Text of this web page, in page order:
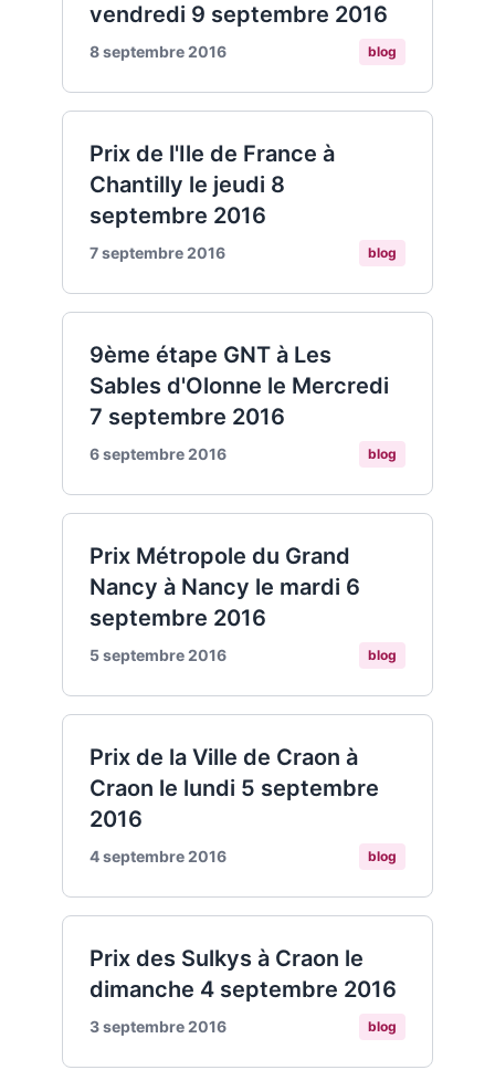
vendredi 9 septembre 2016
8 septembre 2016 blog
Prix de l'Ile de France à
Chantilly le jeudi 8
septembre 2016
7 septembre 2016 blog
9ème étape GNT à Les
Sables d'Olonne le Mercredi
7 septembre 2016
6 septembre 2016 blog
Prix Métropole du Grand
Nancy à Nancy le mardi 6
septembre 2016
5 septembre 2016 blog
Prix de la Ville de Craon à
Craon le lundi 5 septembre
2016
4 septembre 2016 blog
Prix des Sulkys à Craon le
dimanche 4 septembre 2016
3 septembre 2016 blog